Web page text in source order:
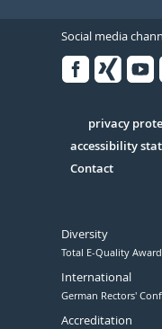
Social media
Serivce
privacy
accessibility
Contact
Diversity
Total E-Quality Award
International
German Rectors'
Accreditation